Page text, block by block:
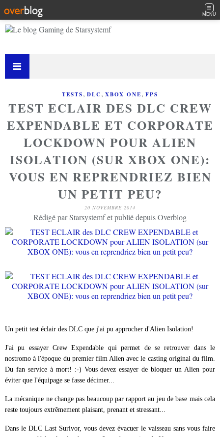
MENU
TESTS, DLC, XBOX ONE, FPS
TEST ECLAIR DES DLC CREW
EXPENDABLE ET CORPORATE
LOCKDOWN POUR ALIEN
ISOLATION (SUR XBOX ONE):
VOUS EN REPRENDRIEZ BIEN
UN PETIT PEU?
20 NOVEMBRE 2014
Rédigé par Starsystemf et publié depuis Overblog
Un petit test éclair des DLC que j'ai pu approcher d'Alien Isolation!
J'ai pu essayer Crew Expendable qui permet de se retrouver dans le
nostromo à l'époque du premier film Alien avec le casting original du film.
Du fan service à mort! :-) Vous devez essayer de bloquer un Alien pour
éviter que l'équipage se fasse décimer...
La mécanique ne change pas beaucoup par rapport au jeu de base mais cela
reste toujours extrêmement plaisant, prenant et stressant...
Dans le DLC Last Surivor, vous devez évacuer le vaisseau sans vous faire